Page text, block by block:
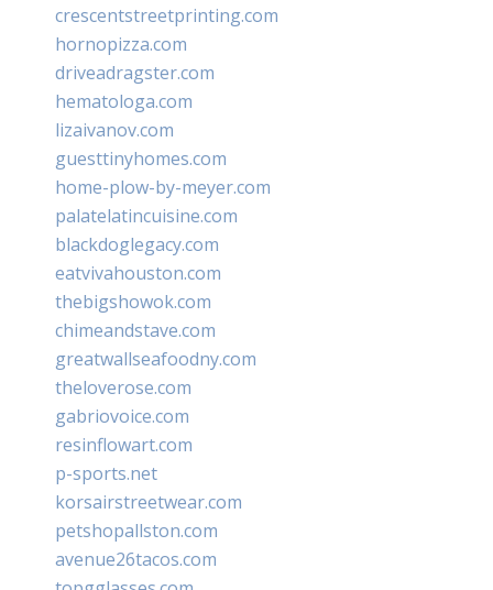
crescentstreetprinting.com
hornopizza.com
driveadragster.com
hematologa.com
lizaivanov.com
guesttinyhomes.com
home-plow-by-meyer.com
palatelatincuisine.com
blackdoglegacy.com
eatvivahouston.com
thebigshowok.com
chimeandstave.com
greatwallseafoodny.com
theloverose.com
gabriovoice.com
resinflowart.com
p-sports.net
korsairstreetwear.com
petshopallston.com
avenue26tacos.com